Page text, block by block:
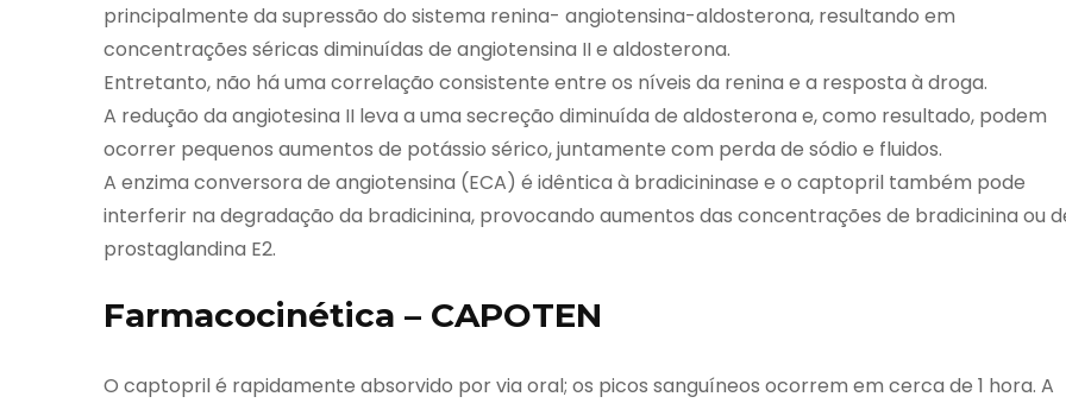
principalmente da supressão do sistema renina- angiotensina-aldosterona, resultando em
concentrações séricas diminuídas de angiotensina II e aldosterona.
Entretanto, não há uma correlação consistente entre os níveis da renina e a resposta à droga.
A redução da angiotesina II leva a uma secreção diminuída de aldosterona e, como resultado, podem
ocorrer pequenos aumentos de potássio sérico, juntamente com perda de sódio e fluidos.
A enzima conversora de angiotensina (ECA) é idêntica à bradicininase e o captopril também pode
interferir na degradação da bradicinina, provocando aumentos das concentrações de bradicinina ou
prostaglandina E2.
Farmacocinética – CAPOTEN
O captopril é rapidamente absorvido por via oral; os picos sanguíneos ocorrem em cerca de 1 hora. A